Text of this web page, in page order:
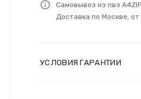
Самовывоз из пвз
Доставка по Москве,
УСЛОВИЯ ГАРАНТИИ